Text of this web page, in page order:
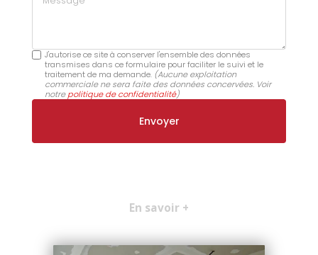
J'autorise ce site à conserver l'ensemble des données
transmises dans ce formulaire pour faciliter le suivi et le
traitement de ma demande. (Aucune exploitation
commerciale ne sera faite des données concervées. Voir
notrepolitique de confidentialité)
En savoir +